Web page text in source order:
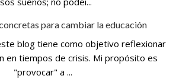
para cambiar la educación
blog tiene como objetivo reflexionar
en tiempos de crisis. Mi propósito es
"provocar" a ...